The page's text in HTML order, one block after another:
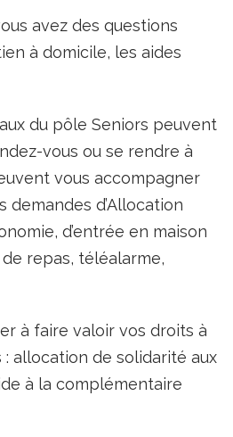
avez des questions
à domicile, les aides
du pôle Seniors peuvent
vous ou se rendre à
vous accompagner
demandes d’Allocation
d’entrée en maison
repas, téléalarme,
à faire valoir vos droits à
allocation de solidarité aux
à la complémentaire